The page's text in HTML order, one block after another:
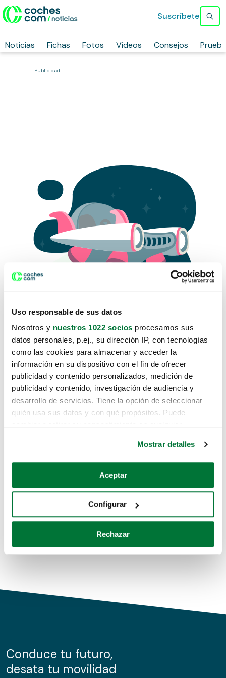
Uso responsable de sus datos
Nosotros y nuestros 1022 socios procesamos sus
datos personales, p.ej., su dirección IP, con tecnologías
como las cookies para almacenar y acceder la
información en su dispositivo con el fin de ofrecer
publicidad y contenido personalizados, medición de
publicidad y contenido, investigación de audiencia y
desarrollo de servicios. Tiene la opción de seleccionar
quién usa sus datos y con qué propósitos. Puede
Si lo permite, también quisiéramos:
Recopilar información sobre su ubicación geográfica
Identificar su dispositivo analizándolo activamente
para buscar características específicas (huellas
Obtenga más información sobre cómo se procesan sus
de cookies.
información sobre el uso que haga del sitio web con
nuestros partners de redes sociales, publicidad y análisis
Mostrar detalles
Aceptar
Configurar
Rechazar
Noticias Fichas Fotos Vídeos Consejos
Suscríbete
Publicidad
Lo sentimos, no sabemos como
te hemos traido hasta aquí.
Pero puedes encontrar el coche que estás
buscando en alguno de estos enlaces:
Coches de segunda mano
Coches de km0
Conduce tu futuro,
desata tu movilidad